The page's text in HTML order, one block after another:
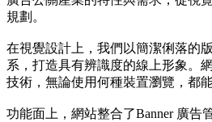
規劃。
在視覺設計上，我們以簡潔俐落的
系，打造具有辨識度的線上形象。
技術，無論使用何種裝置瀏覽，都
功能面上，網站整合了Banner 廣告